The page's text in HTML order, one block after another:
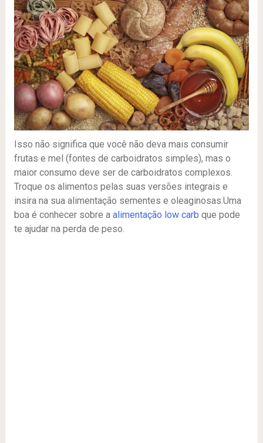
Isso não significa que você não deva mais consumir
frutas e mel (fontes de carboidratos simples), mas o
maior consumo deve ser de carboidratos complexos.
Troque os alimentos pelas suas versões integrais e
insira na sua alimentação sementes e oleaginosas.Uma
boa é conhecer sobre a alimentação low carb que pode
te ajudar na perda de peso.